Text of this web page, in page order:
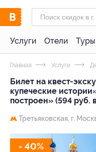
Услуги Отели Туры
Главная Услуги
Билет на квест-
купеческие
построен» (594 руб.
Третьяковская, г.
- 40%